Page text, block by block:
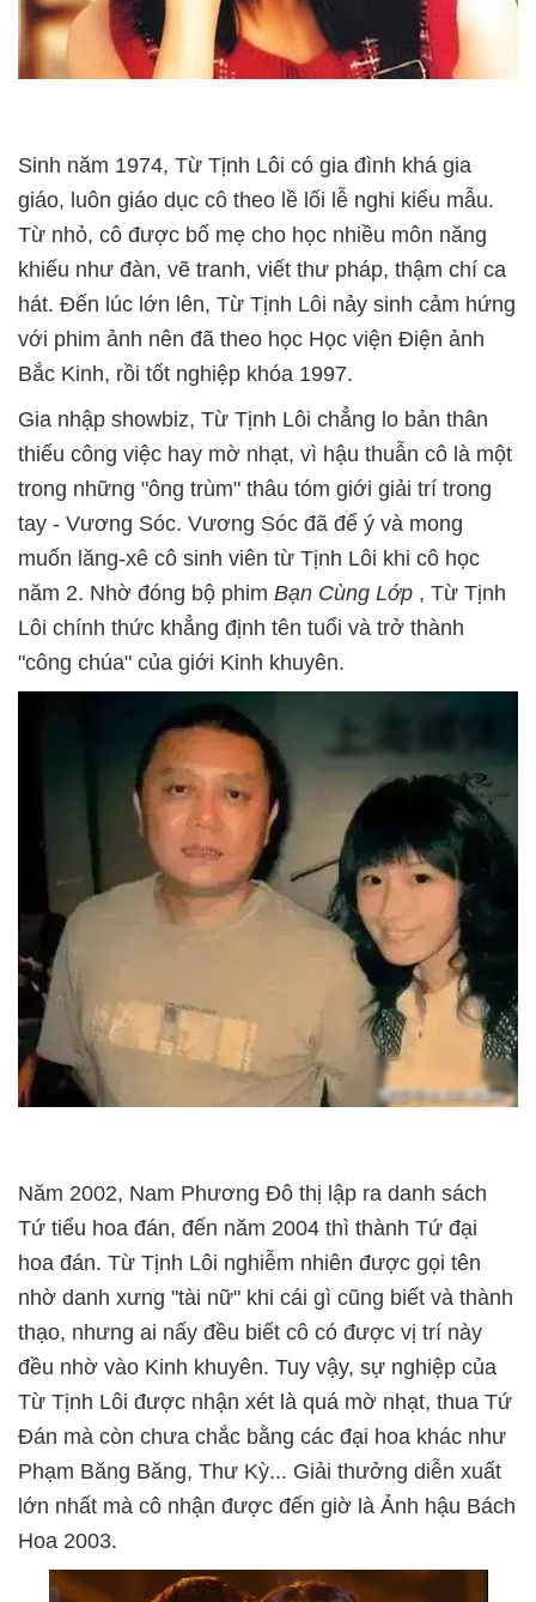
Sinh năm 1974, Từ Tịnh Lôi có gia đình khá gia
giáo, luôn giáo dục cô theo lề lối lễ nghi kiểu mẫu.
Từ nhỏ, cô được bố mẹ cho học nhiều môn năng
khiếu như đàn, vẽ tranh, viết thư pháp, thậm chí ca
hát. Đến lúc lớn lên, Từ Tịnh Lôi nảy sinh cảm hứng
với phim ảnh nên đã theo học Học viện Điện ảnh
Bắc Kinh, rồi tốt nghiệp khóa 1997.
Gia nhập showbiz, Từ Tịnh Lôi chẳng lo bản thân
thiếu công việc hay mờ nhạt, vì hậu thuẫn cô là một
trong những "ông trùm" thâu tóm giới giải trí trong
tay - Vương Sóc. Vương Sóc đã để ý và mong
muốn lăng-xê cô sinh viên từ Tịnh Lôi khi cô học
năm 2. Nhờ đóng bộ phim Bạn Cùng Lớp , Từ Tịnh
Lôi chính thức khẳng định tên tuổi và trở thành
"công chúa" của giới Kinh khuyên.
Năm 2002, Nam Phương Đô thị lập ra danh sách
Tứ tiểu hoa đán, đến năm 2004 thì thành Tứ đại
hoa đán. Từ Tịnh Lôi nghiễm nhiên được gọi tên
nhờ danh xưng "tài nữ" khi cái gì cũng biết và thành
thạo, nhưng ai nấy đều biết cô có được vị trí này
đều nhờ vào Kinh khuyên. Tuy vậy, sự nghiệp của
Từ Tịnh Lôi được nhận xét là quá mờ nhạt, thua Tứ
Đán mà còn chưa chắc bằng các đại hoa khác như
Phạm Băng Băng, Thư Kỳ... Giải thưởng diễn xuất
lớn nhất mà cô nhận được đến giờ là Ảnh hậu Bách
Hoa 2003.